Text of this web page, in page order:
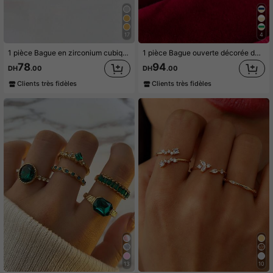
17
1 pièce Bague en zirconium cubique élégante, convient aux femmes, convient pour le mariage, les fiançailles, les fêtes d'anniversaire, cadeau de la Saint-Valentin
DH78.00
Clients très fidèles
13
4
1 pièce Bague ouverte décorée de zirconium cubique à la mode, convient pour le port quotidien des femmes, bague en zirconium plaquée or
DH94.00
Clients très fidèles
10